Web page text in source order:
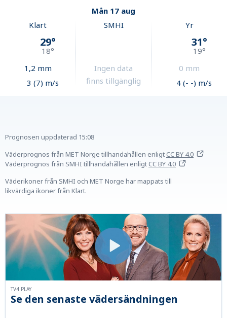
Mån 17 aug
Klart
29°
18°
1,2 mm
3 (7) m/s
SMHI
Ingen data
finns tillgänglig
Yr
31°
19°
0 mm
4 (- -) m/s
Prognosen uppdaterad 15:08
Väderprognos från MET Norge tillhandahållen enligtCC BY 4.0
Väderprognos från SMHI tillhandahållen enligtCC BY 4.0
Väderikoner från SMHI och MET Norge har mappats till
likvärdiga ikoner från Klart.
Se den senaste vädersändningen
TV4 PLAY